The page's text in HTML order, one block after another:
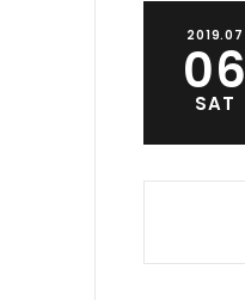
2019.07
06
SAT